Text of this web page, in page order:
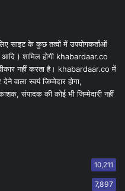
साइट के कुछ तत्वों में उपयोगकर्ताओं
आदि ) शामिल होगी khabardaar.co
नहीं करता है। khabardaar.co में
वाला स्वयं जिम्मेदार होगा,
संपादक की कोई भी जिम्मेदारी नहीं
10,211
7,897